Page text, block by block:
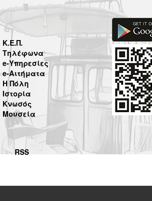
Κ.Ε.Π.
Τηλέφωνα
e-Υπηρεσίες
e-Αιτήματα
Η Πόλη
Ιστορία
Κνωσός
Μουσεία
RSS